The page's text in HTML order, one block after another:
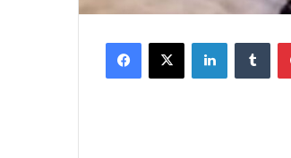
Facebook
X LinkedIn